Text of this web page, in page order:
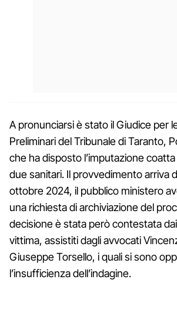
A pronunciarsi è stato il Giudice per
Preliminari del Tribunale di Taranto,
che ha disposto l’imputazione
due sanitari. Il provvedimento arriva
ottobre 2024, il pubblico ministero
una richiesta di archiviazione del
decisione è stata però contestata
vittima, assistiti dagli avvocati
Giuseppe Torsello, i quali si sono
l’insufficienza dell’indagine.